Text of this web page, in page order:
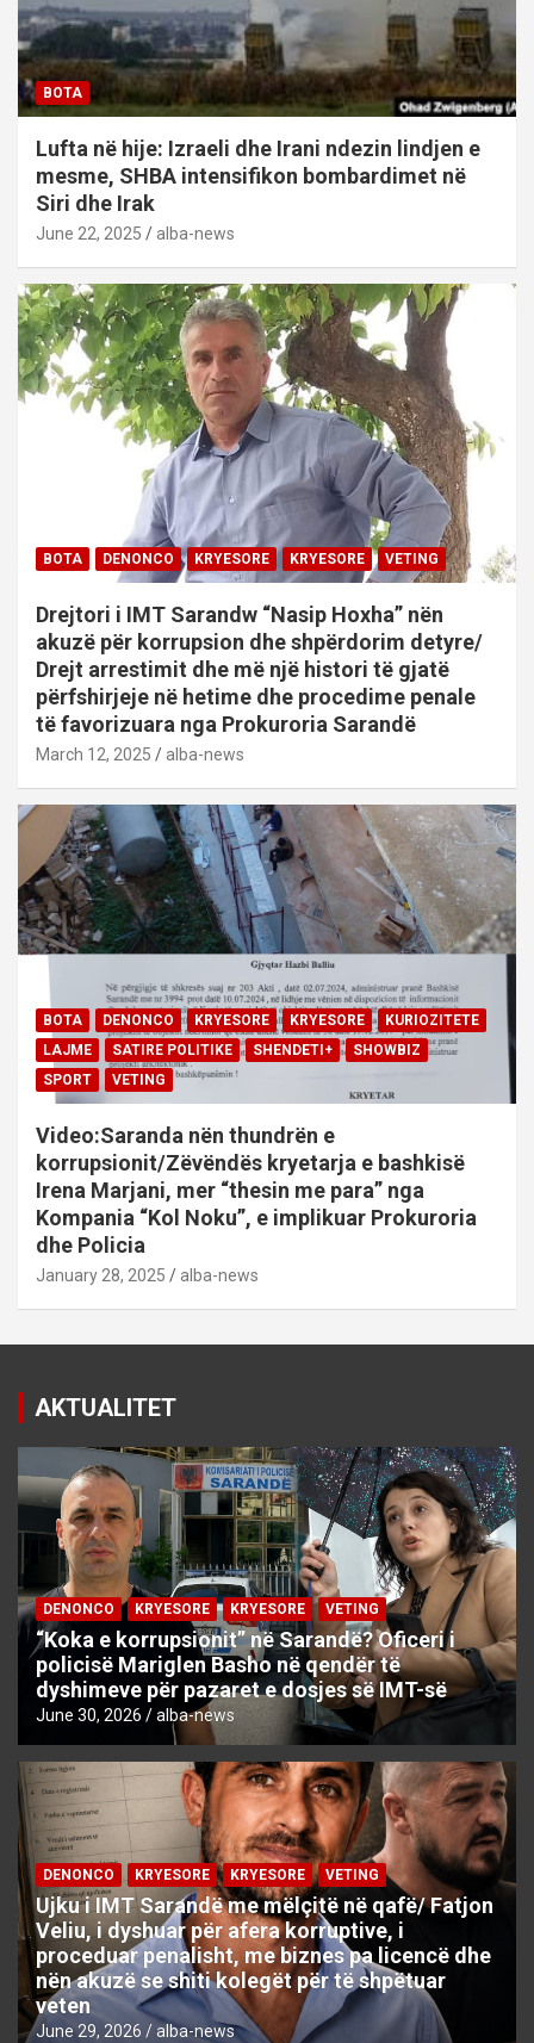
BOTA
Lufta në hije: Izraeli dhe Irani ndezin lindjen e
mesme, SHBA intensifikon bombardimet në
Siri dhe Irak
June 22, 2025 alba-news
BOTA DENONCO KRYESORE KRYESORE VETING
Drejtori i IMT Sarandw “Nasip Hoxha” nën
akuzë për korrupsion dhe shpërdorim detyre/
Drejt arrestimit dhe më një histori të gjatë
përfshirjeje në hetime dhe procedime penale
të favorizuara nga Prokuroria Sarandë
March 12, 2025 alba-news
BOTA DENONCO KRYESORE KRYESORE
KURIOZITETE
LAJME
SATIRE POLITIKE SHENDETI+
SHOWBIZ
SPORT
VETING
Video:Saranda nën thundrën e
korrupsionit/Zëvëndës kryetarja e bashkisë
Irena Marjani, mer “thesin me para” nga
Kompania “Kol Noku”, e implikuar Prokuroria
dhe Policia
January 28, 2025 alba-news
AKTUALITET
DENONCO KRYESORE KRYESORE VETING
“Koka e korrupsionit” në Sarandë? Oficeri i
policisë Mariglen Basho në qendër të
dyshimeve për pazaret e dosjes së IMT-së
June 30, 2026 alba-news
DENONCO KRYESORE KRYESORE VETING
Ujku i IMT Sarandë me mëlçitë në qafë/ Fatjon
Veliu, i dyshuar për afera korruptive, i
proceduar penalisht, me biznes pa licencë dhe
nën akuzë se shiti kolegët për të shpëtuar
veten
June 29, 2026 alba-news